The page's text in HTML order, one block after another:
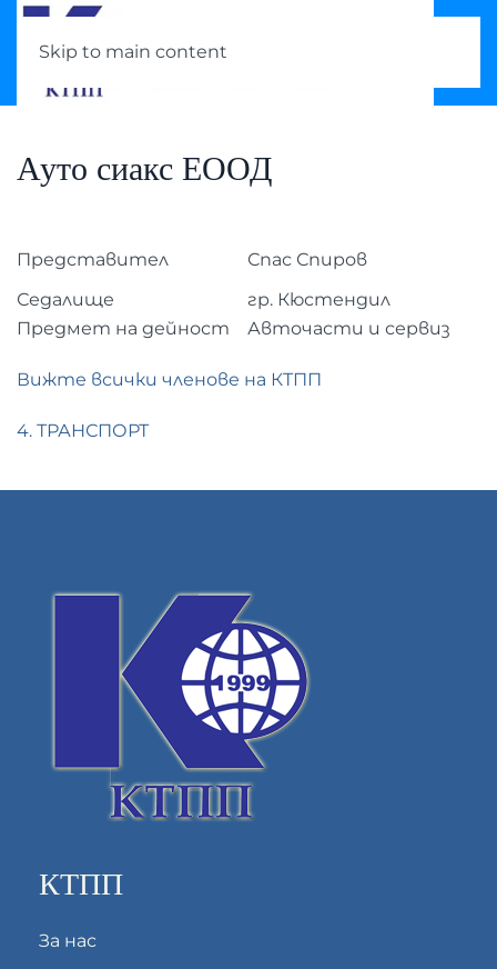
Skip to main content
Ауто сиакс ЕООД
Представител
Спас Спиров
Седалище
гр. Кюстендил
Предмет на дейност
Авточасти и сервиз
Вижте всички членове на КТПП
4. ТРАНСПОРТ
КТПП
За нас